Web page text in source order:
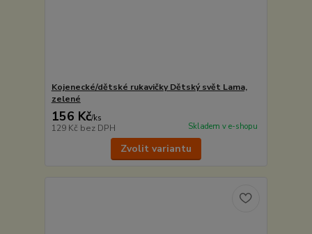
Kojenecké/dětské rukavičky Dětský svět Lama,
zelené
156 Kč/ks
129 Kč bez DPH Skladem v e-shopu
Zvolit variantu